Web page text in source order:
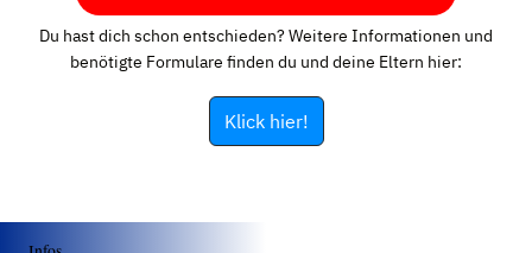
Du hast dich schon entschieden? Weitere Informationen und
benötigte Formulare finden du und deine Eltern hier:
Klick hier!